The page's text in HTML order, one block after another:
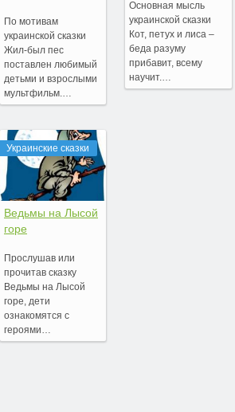
По мотивам
украинской сказки
Жил-был пес
поставлен любимый
детьми и взрослыми
мультфильм.…
Украинские сказки
Ведьмы на Лысой
горе
Прослушав или
прочитав сказку
Ведьмы на Лысой
горе, дети
ознакомятся с
героями…
Основная мысль
украинской сказки
Кот, петух и лиса –
беда разуму
прибавит, всему
научит.…